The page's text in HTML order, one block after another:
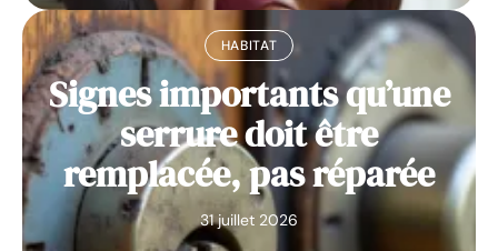
HABITAT
Signes importants qu’une
serrure doit être
remplacée, pas réparée
31 juillet 2026